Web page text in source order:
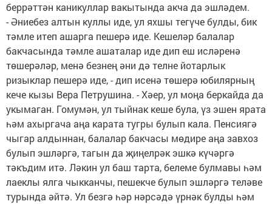
беррәттән каникуллар вакытында акча да эшләдем.
- Әниебез алтын куллы иде, ул яхшы тегүче булды, бик
тәмле итеп ашарга пешерә иде. Кешеләр балалар
бакчасында тәмле ашаталар иде дип еш исләренә
төшерәләр, менә безнең әни дә телне йотарлык
ризыклар пешерә иде, - дип исенә төшерә юбилярның
кече кызы Вера Петрушина. - Хәер, ул моңа беркайда да
укымаган. Гомумән, ул тыйнак кеше була, үз эшен ярата
һәм ахыргача аңа карата тугры булып кала. Пенсиягә
чыгар алдыннан, балалар бакчасы мөдире аңа завхоз
булып эшләргә, тагын да җиңелрәк эшкә күчәргә
тәкъдим итә. Ләкин ул баш тарта, белеме булмавы һәм
лаеклы ялга чыкканчы, пешекче булып эшләргә теләве
турында әйтә. Ул безгә һәр нәрсәдә үрнәк булды һәм